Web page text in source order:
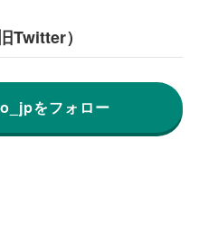
Twitter）
をフォロー